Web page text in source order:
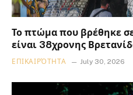
Το πτώμα που βρέθηκε
είναι 38χρονης
ΕΠΙΚΑΙΡΌΤΗΤΑ July 30, 2026